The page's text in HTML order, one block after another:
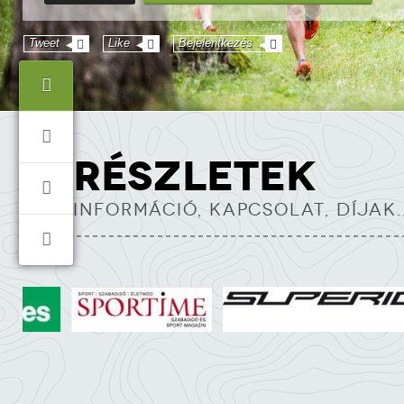
Tweet Like Bejelentkezés
RÉSZLETEK
INFORMÁCIÓ, KAPCSOLAT,